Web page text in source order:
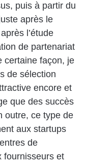
puis à partir du
après le
l’étude
de partenariat
certaine façon, je
de sélection
encore et
que des succès
outre, ce type de
aux startups
de
fournisseurs et